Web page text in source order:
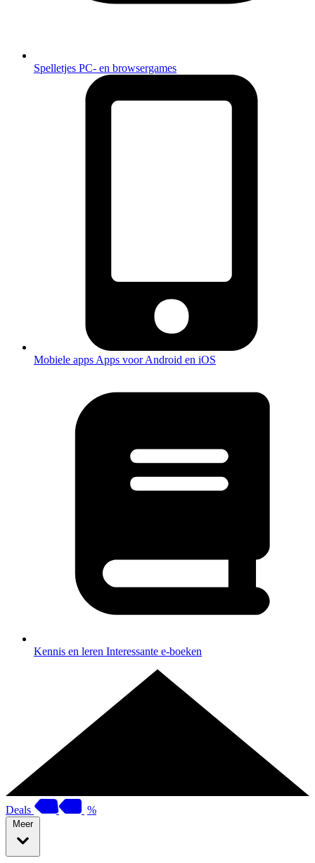
Spelletjes PC- en browsergames
Mobiele apps Apps voor Android en iOS
Kennis en leren Interessante e-boeken
Deals %
Meer